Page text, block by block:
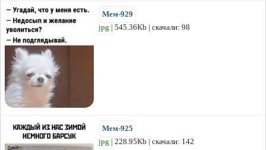
Мем-929
jpg | 545.36Kb | скачали: 98
Мем-925
jpg | 228.95Kb | скачали: 142